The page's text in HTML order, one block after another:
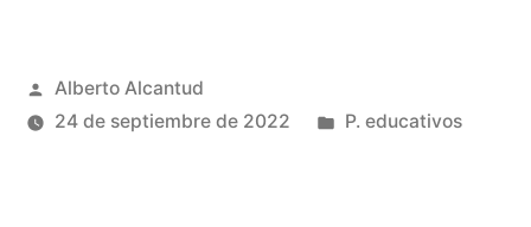
Publicado
por
Alberto Alcantud
24 de septiembre de 2022
Publicado
P. educativos